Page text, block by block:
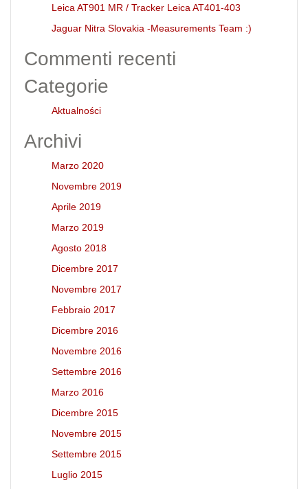
Leica AT901 MR / Tracker Leica AT401-403
Jaguar Nitra Slovakia -Measurements Team :)
Commenti recenti
Categorie
Aktualności
Archivi
Marzo 2020
Novembre 2019
Aprile 2019
Marzo 2019
Agosto 2018
Dicembre 2017
Novembre 2017
Febbraio 2017
Dicembre 2016
Novembre 2016
Settembre 2016
Marzo 2016
Dicembre 2015
Novembre 2015
Settembre 2015
Luglio 2015